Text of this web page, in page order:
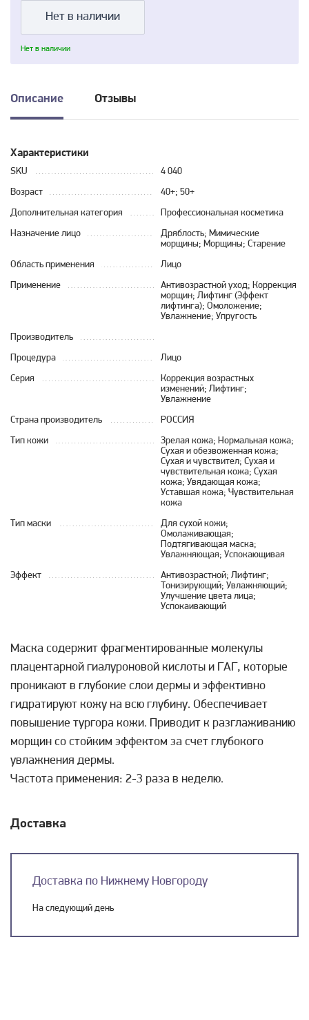
Нет в наличии
Нет в наличии
Описание Отзывы
Характеристики
SKU
4 040
Возраст
40+; 50+
Дополнительная категория
Профессиональная косметика
Назначение лицо
Дряблость; Мимические
морщины; Морщины; Старение
Область применения
Лицо
Применение
Антивозрастной уход; Коррекция
морщин; Лифтинг (Эффект
лифтинга); Омоложение;
Увлажнение; Упругость
Производитель
Процедура
Лицо
Серия
Коррекция возрастных
изменений; Лифтинг;
Увлажнение
Страна производитель
РОССИЯ
Тип кожи
Зрелая кожа; Нормальная кожа;
Сухая и обезвоженная кожа;
Сухая и чувствител; Сухая и
чувствительная кожа; Сухая
кожа; Увядающая кожа;
Уставшая кожа; Чувствительная
кожа
Тип маски
Для сухой кожи;
Омолаживающая;
Подтягивающая маска;
Увлажняющая; Успокающивая
Эффект
Антивозрастной; Лифтинг;
Тонизирующий; Увлажняющий;
Улучшение цвета лица;
Успокаивающий
Маска содержит фрагментированные молекулы
плацентарной гиалуроновой кислоты и ГАГ, которые
проникают в глубокие слои дермы и эффективно
гидратируют кожу на всю глубину. Обеспечивает
повышение тургора кожи. Приводит к разглаживанию
морщин со стойким эффектом за счет глубокого
увлажнения дермы.
Частота применения: 2-3 раза в неделю.
Доставка
Доставка по Нижнему Новгороду
На следующий день